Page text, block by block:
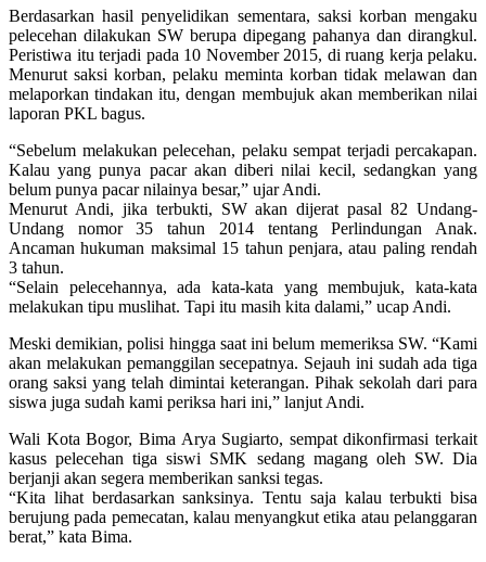
Berdasarkan hasil penyelidikan sementara, saksi korban mengaku
pelecehan dilakukan SW berupa dipegang pahanya dan dirangkul.
Peristiwa itu terjadi pada 10 November 2015, di ruang kerja pelaku.
Menurut saksi korban, pelaku meminta korban tidak melawan dan
melaporkan tindakan itu, dengan membujuk akan memberikan nilai
laporan PKL bagus.
“Sebelum melakukan pelecehan, pelaku sempat terjadi percakapan.
Kalau yang punya pacar akan diberi nilai kecil, sedangkan yang
belum punya pacar nilainya besar,” ujar Andi.
Menurut Andi, jika terbukti, SW akan dijerat pasal 82 Undang-
Undang nomor 35 tahun 2014 tentang Perlindungan Anak.
Ancaman hukuman maksimal 15 tahun penjara, atau paling rendah
3 tahun.
“Selain pelecehannya, ada kata-kata yang membujuk, kata-kata
melakukan tipu muslihat. Tapi itu masih kita dalami,” ucap Andi.
Meski demikian, polisi hingga saat ini belum memeriksa SW. “Kami
akan melakukan pemanggilan secepatnya. Sejauh ini sudah ada tiga
orang saksi yang telah dimintai keterangan. Pihak sekolah dari para
siswa juga sudah kami periksa hari ini,” lanjut Andi.
Wali Kota Bogor, Bima Arya Sugiarto, sempat dikonfirmasi terkait
kasus pelecehan tiga siswi SMK sedang magang oleh SW. Dia
berjanji akan segera memberikan sanksi tegas.
“Kita lihat berdasarkan sanksinya. Tentu saja kalau terbukti bisa
berujung pada pemecatan, kalau menyangkut etika atau pelanggaran
berat,” kata Bima.